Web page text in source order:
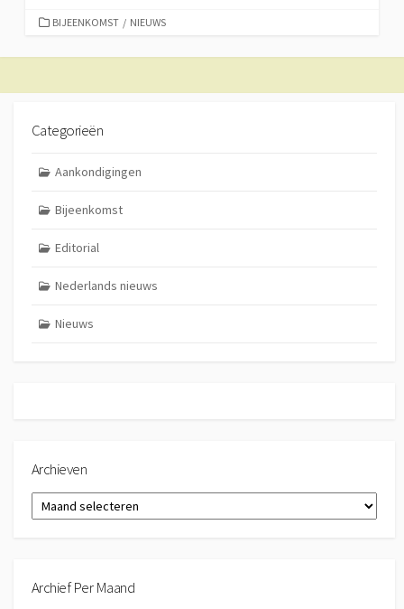
CATEGORIEËN
BIJEENKOMST / NIEUWS
Categorieën
Aankondigingen
Bijeenkomst
Editorial
Nederlands nieuws
Nieuws
Archieven
Archieven
Archief Per Maand